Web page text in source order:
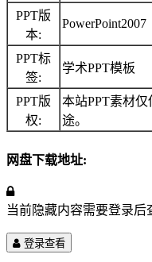
PPT版
本:
PowerPoint2007
PPT标
签:
学术PPT模板
PPT版
权:
本站PPT素材
途。
网盘下载地址:
当前隐藏内容需要登录后
登录查看